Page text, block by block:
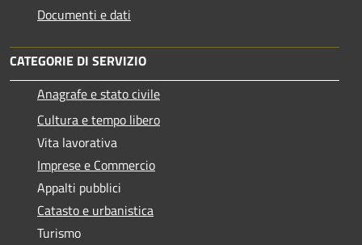
Documenti e dati
CATEGORIE DI SERVIZIO
Anagrafe e stato civile
Cultura e tempo libero
Vita lavorativa
Imprese e Commercio
Appalti pubblici
Catasto e urbanistica
Turismo